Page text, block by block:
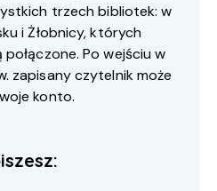
trzech bibliotek: w
i Żłobnicy, których
Po wejściu w
zapisany czytelnik może
konto.